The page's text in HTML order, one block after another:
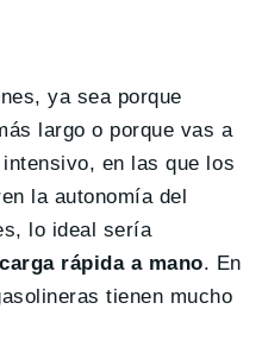
ya sea porque
largo o porque vas a
en las que los
la autonomía del
lo ideal sería
rápida a mano. En
tienen mucho